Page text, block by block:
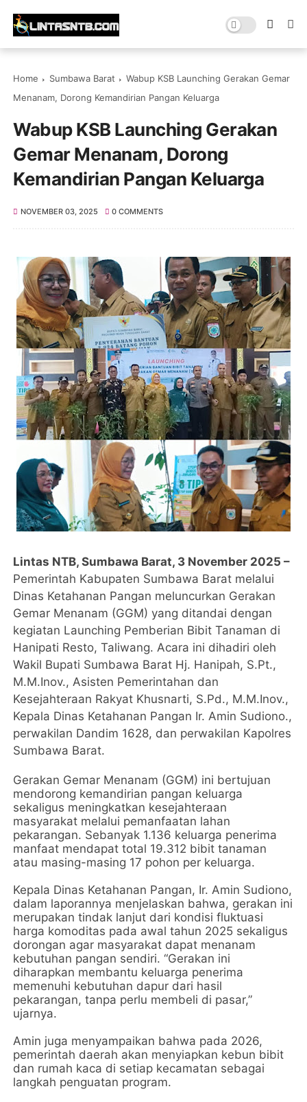
Home Sumbawa Barat
Wabup KSB Launching Gerakan Gemar
Menanam, Dorong Kemandirian Pangan Keluarga
Wabup KSB Launching Gerakan
Gemar Menanam, Dorong
Kemandirian Pangan Keluarga
NOVEMBER 03, 2025 0 COMMENTS
Lintas NTB, Sumbawa Barat, 3 November 2025 –
Pemerintah Kabupaten Sumbawa Barat melalui
Dinas Ketahanan Pangan meluncurkan Gerakan
Gemar Menanam (GGM) yang ditandai dengan
kegiatan Launching Pemberian Bibit Tanaman di
Hanipati Resto, Taliwang. Acara ini dihadiri oleh
Wakil Bupati Sumbawa Barat Hj. Hanipah, S.Pt.,
M.M.Inov., Asisten Pemerintahan dan
Kesejahteraan Rakyat Khusnarti, S.Pd., M.M.Inov.,
Kepala Dinas Ketahanan Pangan Ir. Amin Sudiono.,
perwakilan Dandim 1628, dan perwakilan Kapolres
Sumbawa Barat.
Gerakan Gemar Menanam (GGM) ini bertujuan
mendorong kemandirian pangan keluarga
sekaligus meningkatkan kesejahteraan
masyarakat melalui pemanfaatan lahan
pekarangan. Sebanyak 1.136 keluarga penerima
manfaat mendapat total 19.312 bibit tanaman
atau masing-masing 17 pohon per keluarga.
Kepala Dinas Ketahanan Pangan, Ir. Amin Sudiono,
dalam laporannya menjelaskan bahwa, gerakan ini
merupakan tindak lanjut dari kondisi fluktuasi
harga komoditas pada awal tahun 2025 sekaligus
dorongan agar masyarakat dapat menanam
kebutuhan pangan sendiri. “Gerakan ini
diharapkan membantu keluarga penerima
memenuhi kebutuhan dapur dari hasil
pekarangan, tanpa perlu membeli di pasar,”
ujarnya.
Amin juga menyampaikan bahwa pada 2026,
pemerintah daerah akan menyiapkan kebun bibit
dan rumah kaca di setiap kecamatan sebagai
langkah penguatan program.